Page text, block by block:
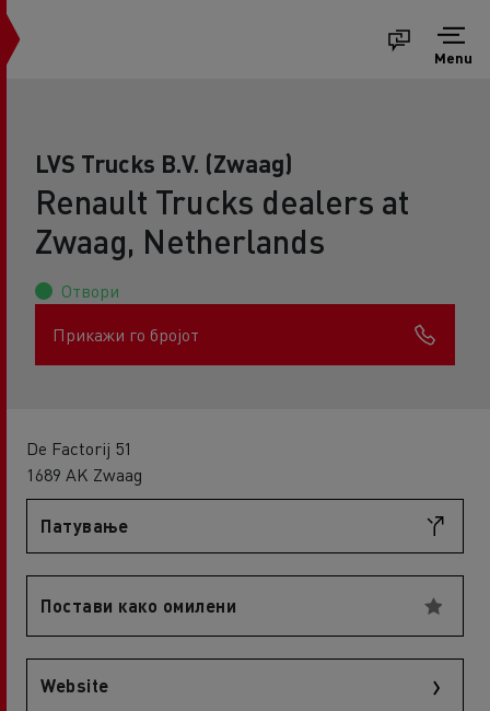
Menu
LVS Trucks B.V. (Zwaag)
Renault Trucks dealers at
Zwaag, Netherlands
Отвори
Прикажи го бројот
De Factorij 51
1689 AK Zwaag
Патување
Постави како омилени
Website